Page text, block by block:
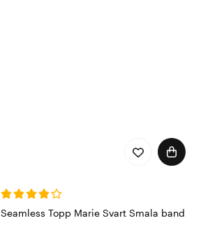
Seamless Topp Marie Svart Smala band